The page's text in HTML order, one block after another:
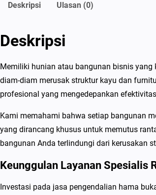
Deskripsi
Ulasan (0)
Deskripsi
Memiliki hunian atau bangunan bisnis
diam-diam merusak struktur kayu dan
profesional yang mengedepankan
Kami memahami bahwa setiap bangunan
yang dirancang khusus untuk memutus
bangunan Anda terlindungi dari kerusakan
Keunggulan Layanan Spesialis
Investasi pada jasa pengendalian hama